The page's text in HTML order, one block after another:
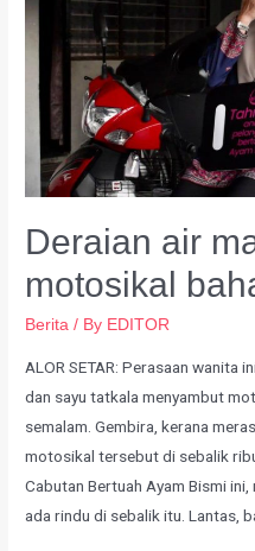
Deraian air
motosikal
Berita / By EDITOR
ALOR SETAR: Perasaan wanita
dan sayu tatkala menyambut
semalam. Gembira, kerana
motosikal tersebut di sebalik
Cabutan Bertuah Ayam Bismi
ada rindu di sebalik itu. Lantas,